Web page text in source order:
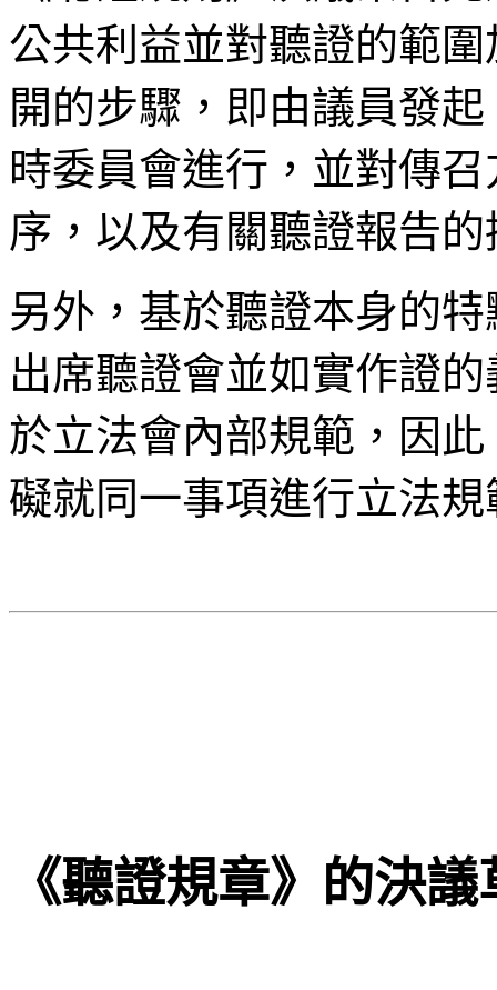
公共利益並對聽證的範
開的步驟，即由議員發
時委員會進行，並對傳
序，以及有關聽證報告
另外，基於聽證本身的
出席聽證會並如實作證
於立法會內部規範，因
礙就同一事項進行立法規
《聽證規章》的決議